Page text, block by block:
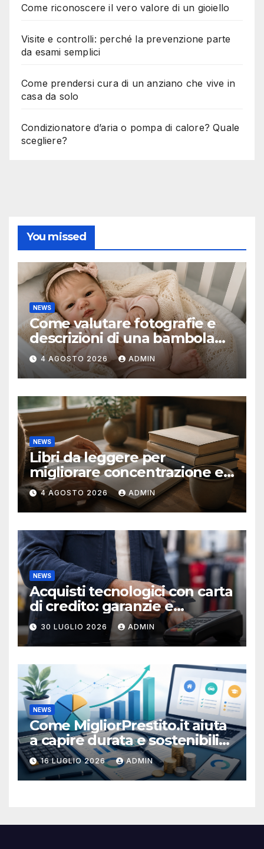
Come riconoscere il vero valore di un gioiello
Visite e controlli: perché la prevenzione parte
da esami semplici
Come prendersi cura di un anziano che vive in
casa da solo
Condizionatore d’aria o pompa di calore? Quale
scegliere?
You missed
NEWS
Come valutare fotografie e
descrizioni di una bambola
reborn
4 AGOSTO 2026 ADMIN
NEWS
Libri da leggere per
migliorare concentrazione e
produttività
4 AGOSTO 2026 ADMIN
NEWS
Acquisti tecnologici con carta
di credito: garanzie e
protezioni
30 LUGLIO 2026 ADMIN
NEWS
Come MigliorPrestito.it aiuta
a capire durata e sostenibilità
della rata
16 LUGLIO 2026 ADMIN